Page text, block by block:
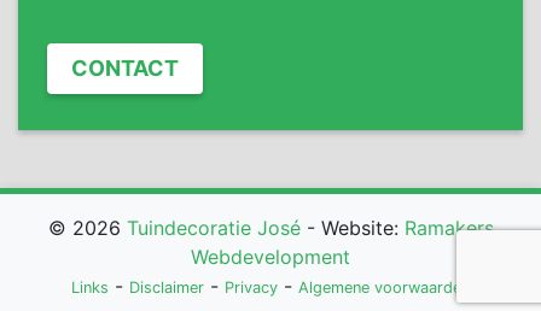
CONTACT
© 2026 Tuindecoratie José- Website: Ramakers
Webdevelopment
Links - Disclaimer - Privacy - Algemene voorwaarden